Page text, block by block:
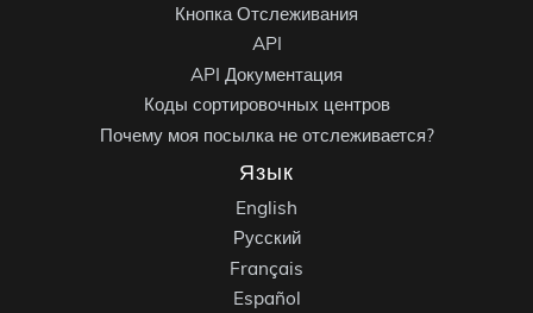
Кнопка Отслеживания
API
API Документация
Коды сортировочных центров
Почему моя посылка не отслеживается?
Язык
English
Русский
Français
Español